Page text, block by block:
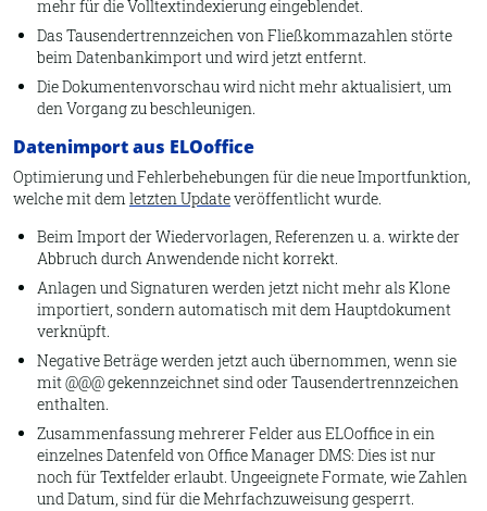
mehr für die Volltextindexierung eingeblendet.
Das Tausendertrennzeichen von Fließkommazahlen störte
beim Datenbankimport und wird jetzt entfernt.
Die Dokumentenvorschau wird nicht mehr aktualisiert, um
den Vorgang zu beschleunigen.
Datenimport aus ELOoffice
Optimierung und Fehlerbehebungen für die neue Importfunktion,
welche mit dem letzten Updateveröffentlicht wurde.
Beim Import der Wiedervorlagen, Referenzen u. a. wirkte der
Abbruch durch Anwendende nicht korrekt.
Anlagen und Signaturen werden jetzt nicht mehr als Klone
importiert, sondern automatisch mit dem Hauptdokument
verknüpft.
Negative Beträge werden jetzt auch übernommen, wenn sie
mit @@@ gekennzeichnet sind oder Tausendertrennzeichen
enthalten.
Zusammenfassung mehrerer Felder aus ELOoffice in ein
einzelnes Datenfeld von Office Manager DMS: Dies ist nur
noch für Textfelder erlaubt. Ungeeignete Formate, wie Zahlen
und Datum, sind für die Mehrfachzuweisung gesperrt.